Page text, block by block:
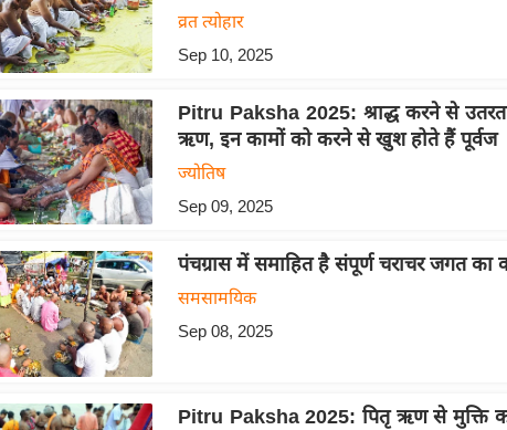
व्रत त्योहार
Sep 10, 2025
Pitru Paksha 2025: श्राद्ध करने से
ऋण, इन कामों को करने से खुश होते हैं पूर्वज
ज्योतिष
Sep 09, 2025
पंचग्रास में समाहित है संपूर्ण चराचर जगत का
समसामयिक
Sep 08, 2025
Pitru Paksha 2025: पितृ ऋण से मुक्ति